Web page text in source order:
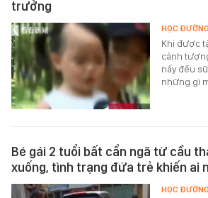
trưởng
Khi được
cảnh
nấy đều
những gì
HỌC ĐƯỜNG
Bé gái 2 tuổi bất cẩn ngã từ cầu
xuống, tình trạng đứa trẻ khiến ai
HỌC ĐƯỜNG